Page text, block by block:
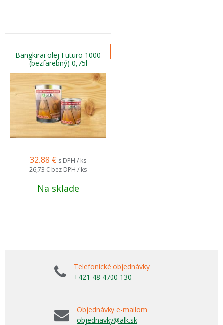
Bangkirai olej Futuro 1000
(bezfarebný) 0,75l
32,88 € s DPH / ks
26,73 € bez DPH / ks
Na sklade
Telefonické objednávky
+421 48 4700 130
Objednávky e-mailom
objednavky@alk.sk